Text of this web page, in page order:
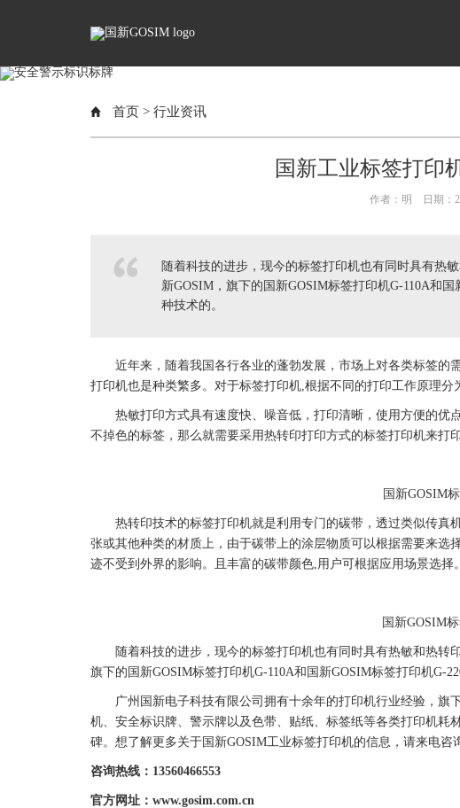
首页 > 行业资讯
国新工业标签打印
作者：明 日期：
随着科技的进步，现今的标签打印机也有同时具有热
新GOSIM，旗下的国新GOSIM标签打印机G-110A和
种技术的。
近年来，随着我国各行各业的蓬勃发展，市场上对各类标签的
打印机也是种类繁多。对于标签打印机,根据不同的打印工作原理分
热敏打印方式具有速度快、噪音低，打印清晰，使用方便的优
不掉色的标签 ，那么就需要采用热转印打印方式的标签打印机来打
国新GOSIM
热转印技术的标签打印机就是利用专门的碳带 ，透过类似传真
张或其他种类的材质上，由于碳带上的涂层物质可以根据需要来选
迹不受到外界的影响。且丰富的碳带颜色,用户可根据应用场景选择。
国新GOSIM
随着科技的进步，现今的标签打印机也有同时具有热敏和热转
旗下的 国新GOSIM标签打印机G-110A和 国新GOSIM标签打印机G-
广州 国新电子科技有限公司拥有十余年的打印机行业经验，旗
机、 安全标识牌、 警示牌以及色带、 贴纸、 标签纸等各类打印机耗
碑。想了解更多关于 国新GOSIM工业标签打印机的信息，请来电咨
咨询热线：13560466553
官方网址：www.gosim.com.cn